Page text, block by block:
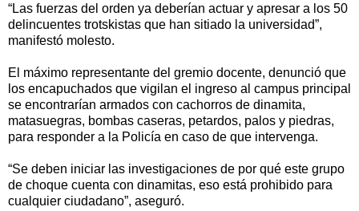
“Las fuerzas del orden ya deberían actuar y apresar a los 50
delincuentes trotskistas que han sitiado la universidad”,
manifestó molesto.
El máximo representante del gremio docente, denunció que
los encapuchados que vigilan el ingreso al campus principal
se encontrarían armados con cachorros de dinamita,
matasuegras, bombas caseras, petardos, palos y piedras,
para responder a la Policía en caso de que intervenga.
“Se deben iniciar las investigaciones de por qué este grupo
de choque cuenta con dinamitas, eso está prohibido para
cualquier ciudadano”, aseguró.